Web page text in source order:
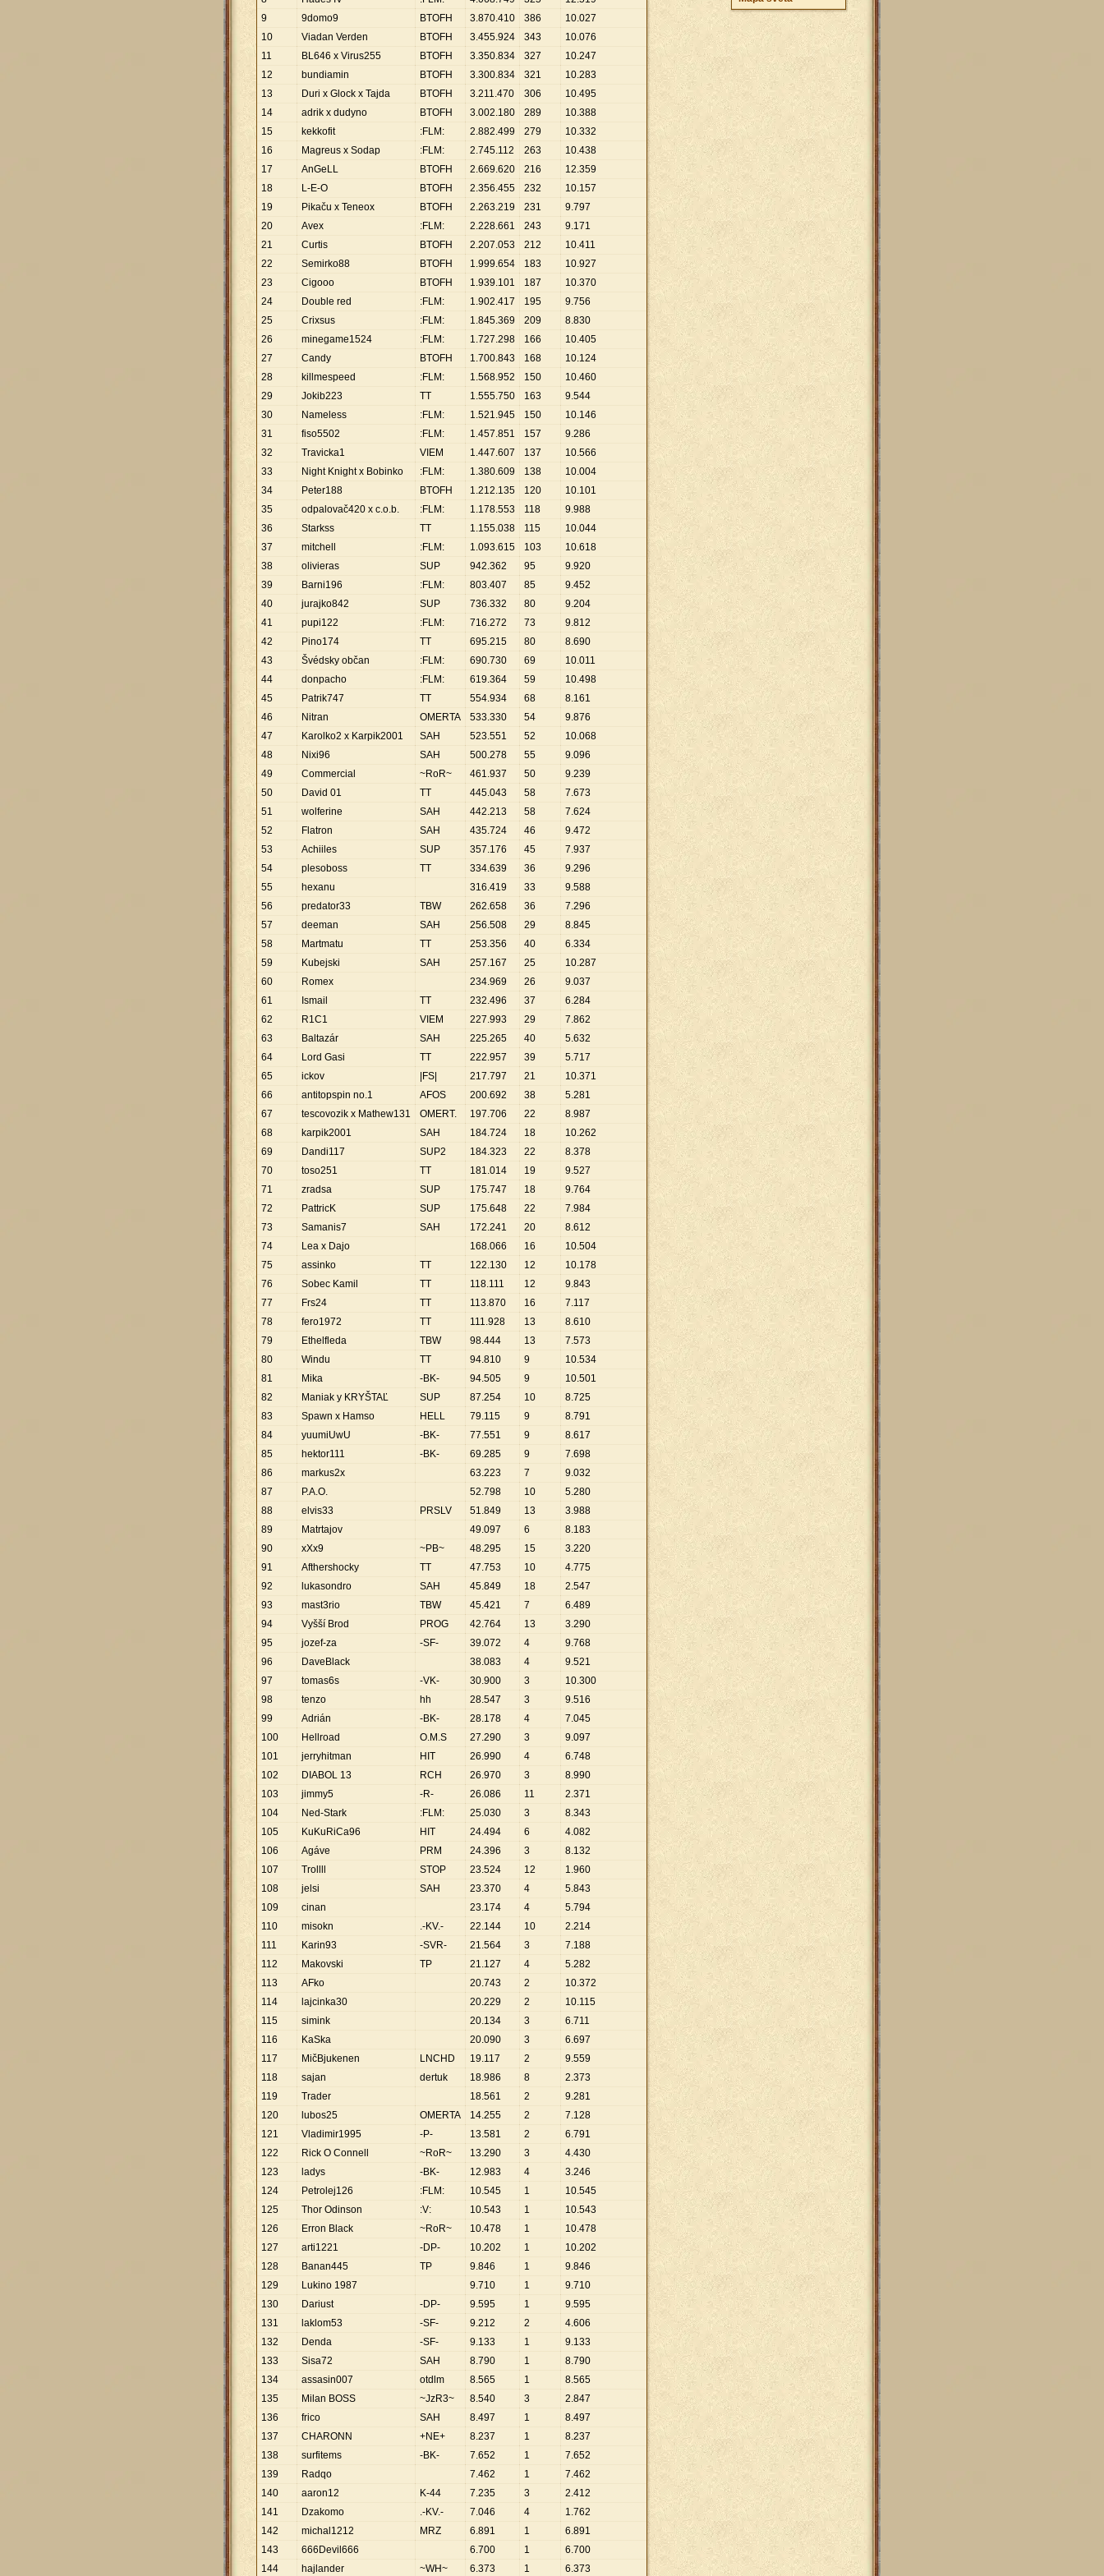
9
9domo9 BTOFH 3.870.410 386 10.027
10
Viadan Verden BTOFH 3.455.924 343 10.076
11
BL646 x Virus255 BTOFH 3.350.834 327 10.247
12
bundiamin BTOFH 3.300.834 321 10.283
13
Duri x Glock x Tajda BTOFH 3.211.470 306 10.495
14
adrik x dudyno BTOFH 3.002.180 289 10.388
15
kekkofit :FLM: 2.882.499 279 10.332
16
Magreus x Sodap :FLM: 2.745.112 263 10.438
17
AnGeLL BTOFH 2.669.620 216 12.359
18
L-E-O BTOFH 2.356.455 232 10.157
19
Pikaču x Teneox BTOFH 2.263.219 231 9.797
20
Avex :FLM: 2.228.661 243 9.171
21
Curtis BTOFH 2.207.053 212 10.411
22
Semirko88 BTOFH 1.999.654 183 10.927
23
Cigooo BTOFH 1.939.101 187 10.370
24
Double red :FLM: 1.902.417 195 9.756
25
Crixsus :FLM: 1.845.369 209 8.830
26
minegame1524 :FLM: 1.727.298 166 10.405
27
Candy BTOFH 1.700.843 168 10.124
28
killmespeed :FLM: 1.568.952 150 10.460
29
Jokib223 TT 1.555.750 163 9.544
30
Nameless :FLM: 1.521.945 150 10.146
31
fiso5502 :FLM: 1.457.851 157 9.286
32
Travicka1 VIEM 1.447.607 137 10.566
33
Night Knight x Bobinko :FLM: 1.380.609 138 10.004
34
Peter188 BTOFH 1.212.135 120 10.101
35
odpalovač420 x c.o.b. :FLM: 1.178.553 118 9.988
36
Starkss TT 1.155.038 115 10.044
37
mitchell :FLM: 1.093.615 103 10.618
38
olivieras SUP 942.362 95 9.920
39
Barni196 :FLM: 803.407 85 9.452
40
jurajko842 SUP 736.332 80 9.204
41
pupi122 :FLM: 716.272 73 9.812
42
Pino174 TT 695.215 80 8.690
43
Švédsky občan :FLM: 690.730 69 10.011
44
donpacho :FLM: 619.364 59 10.498
45
Patrik747 TT 554.934 68 8.161
46
Nitran OMERTA 533.330 54 9.876
47
Karolko2 x Karpik2001 SAH 523.551 52 10.068
48
Nixi96 SAH 500.278 55 9.096
49
Commercial ~RoR~ 461.937 50 9.239
50
David 01 TT 445.043 58 7.673
51
wolferine SAH 442.213 58 7.624
52
Flatron SAH 435.724 46 9.472
53
Achiiles SUP 357.176 45 7.937
54
plesoboss TT 334.639 36 9.296
55
hexanu 316.419 33 9.588
56
predator33 TBW 262.658 36 7.296
57
deeman SAH 256.508 29 8.845
58
Martmatu TT 253.356 40 6.334
59
Kubejski SAH 257.167 25 10.287
60
Romex 234.969 26 9.037
61
Ismail TT 232.496 37 6.284
62
R1C1 VIEM 227.993 29 7.862
63
Baltazár SAH 225.265 40 5.632
64
Lord Gasi TT 222.957 39 5.717
65
ickov |FS| 217.797 21 10.371
66
antitopspin no.1 AFOS 200.692 38 5.281
67
tescovozik x Mathew131 OMERT. 197.706 22 8.987
68
karpik2001 SAH 184.724 18 10.262
69
Dandi117 SUP2 184.323 22 8.378
70
toso251 TT 181.014 19 9.527
71
zradsa SUP 175.747 18 9.764
72
PattricK SUP 175.648 22 7.984
73
Samanis7 SAH 172.241 20 8.612
74
Lea x Dajo 168.066 16 10.504
75
assinko TT 122.130 12 10.178
76
Sobec Kamil TT 118.111 12 9.843
77
Frs24 TT 113.870 16 7.117
78
fero1972 TT 111.928 13 8.610
79
Ethelfleda TBW 98.444 13 7.573
80
Windu TT 94.810 9 10.534
81
Mika -BK- 94.505 9 10.501
82
Maniak y KRYŠTAĽ SUP 87.254 10 8.725
83
Spawn x Hamso HELL 79.115 9 8.791
84
yuumiUwU -BK- 77.551 9 8.617
85
hektor111 -BK- 69.285 9 7.698
86
markus2x 63.223 7 9.032
87
P.A.O. 52.798 10 5.280
88
elvis33 PRSLV 51.849 13 3.988
89
Matrtajov 49.097 6 8.183
90
xXx9 ~PB~ 48.295 15 3.220
91
Afthershocky TT 47.753 10 4.775
92
lukasondro SAH 45.849 18 2.547
93
mast3rio TBW 45.421 7 6.489
94
Vyšší Brod PROG 42.764 13 3.290
95
jozef-za -SF- 39.072 4 9.768
96
DaveBlack 38.083 4 9.521
97
tomas6s -VK- 30.900 3 10.300
98
tenzo hh 28.547 3 9.516
99
Adrián -BK- 28.178 4 7.045
100
Hellroad O.M.S 27.290 3 9.097
101
jerryhitman HIT 26.990 4 6.748
102
DIABOL 13 RCH 26.970 3 8.990
103
jimmy5 -R- 26.086 11 2.371
104
Ned-Stark :FLM: 25.030 3 8.343
105
KuKuRiCa96 HIT 24.494 6 4.082
106
Agáve PRM 24.396 3 8.132
107
Trollll STOP 23.524 12 1.960
108
jelsi SAH 23.370 4 5.843
109
cinan 23.174 4 5.794
110
misokn .-KV.- 22.144 10 2.214
111
Karin93 -SVR- 21.564 3 7.188
112
Makovski TP 21.127 4 5.282
113
AFko 20.743 2 10.372
114
lajcinka30 20.229 2 10.115
115
simink 20.134 3 6.711
116
KaSka 20.090 3 6.697
117
MičBjukenen LNCHD 19.117 2 9.559
118
sajan dertuk 18.986 8 2.373
119
Trader 18.561 2 9.281
120
lubos25 OMERTA 14.255 2 7.128
121
Vladimir1995 -P- 13.581 2 6.791
122
Rick O Connell ~RoR~ 13.290 3 4.430
123
ladys -BK- 12.983 4 3.246
124
Petrolej126 :FLM: 10.545 1 10.545
125
Thor Odinson :V: 10.543 1 10.543
126
Erron Black ~RoR~ 10.478 1 10.478
127
arti1221 -DP- 10.202 1 10.202
128
Banan445 TP 9.846 1 9.846
129
Lukino 1987 9.710 1 9.710
130
Dariust -DP- 9.595 1 9.595
131
laklom53 -SF- 9.212 2 4.606
132
Denda -SF- 9.133 1 9.133
133
Sisa72 SAH 8.790 1 8.790
134
assasin007 otdlm 8.565 1 8.565
135
Milan BOSS ~JzR3~ 8.540 3 2.847
136
frico SAH 8.497 1 8.497
137
CHARONN +NE+ 8.237 1 8.237
138
surfitems -BK- 7.652 1 7.652
139
Radqo 7.462 1 7.462
140
aaron12 K-44 7.235 3 2.412
141
Dzakomo .-KV.- 7.046 4 1.762
142
michal1212 MRZ 6.891 1 6.891
143
666Devil666 6.700 1 6.700
144
hajlander ~WH~ 6.373 1 6.373